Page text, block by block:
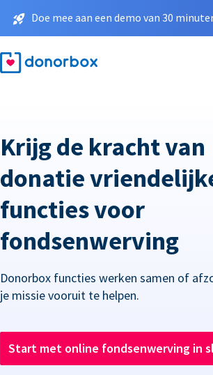
Doe mee aan een demo van 30
Krijg de kracht van
donatie
functies voor
fondsenwerving
Donorbox functies werken samen of
je missie vooruit te helpen.
Start met online fondsenwerving in